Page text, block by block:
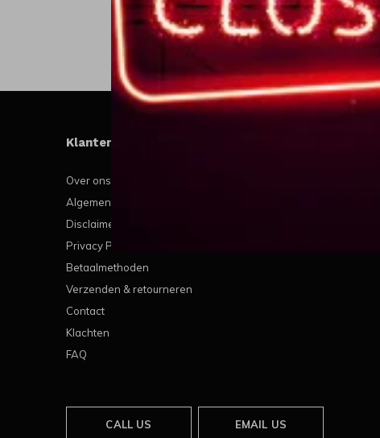
Klantenservice
Over ons
Algemene voorwaarden
Disclaimer
Privacy Policy
Betaalmethoden
Verzenden & retourneren
Contact
Klachten
FAQ
CALL US EMAIL US